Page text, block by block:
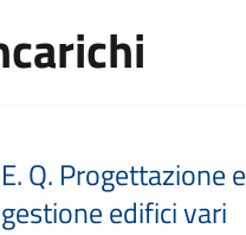
E. Q. Progettazione e
gestione edifici vari